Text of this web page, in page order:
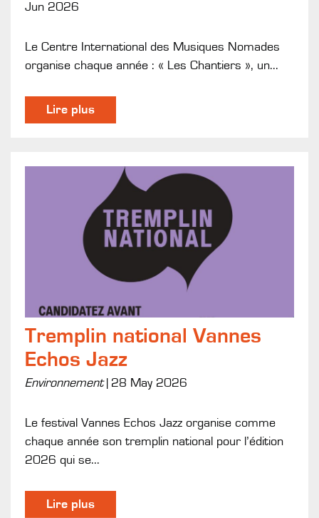
Jun 2026
Le Centre International des Musiques Nomades
organise chaque année : « Les Chantiers », un...
Lire plus
Tremplin national Vannes
Echos Jazz
Environnement 28 May 2026
Le festival Vannes Echos Jazz organise comme
chaque année son tremplin national pour l’édition
2026 qui se...
Lire plus